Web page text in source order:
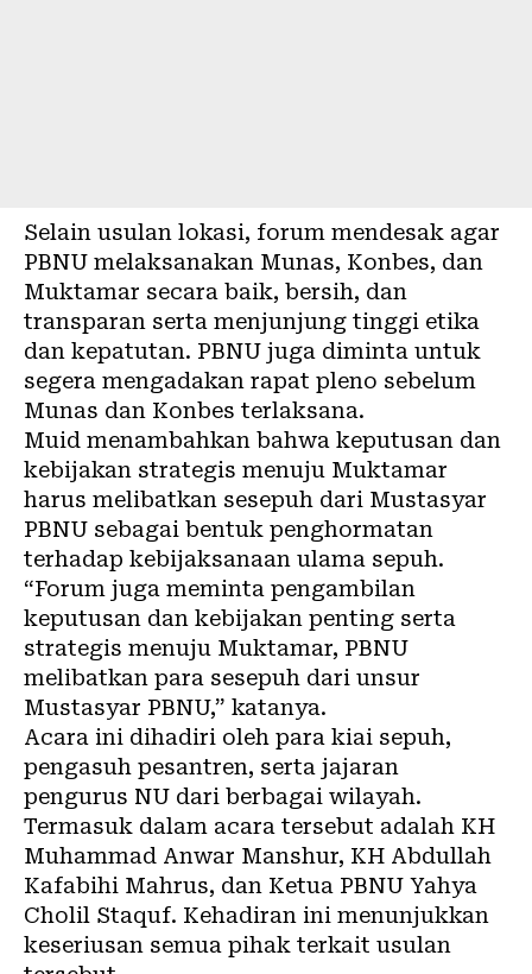
Selain usulan lokasi, forum mendesak agar
PBNU melaksanakan Munas, Konbes, dan
Muktamar secara baik, bersih, dan
transparan serta menjunjung tinggi etika
dan kepatutan. PBNU juga diminta untuk
segera mengadakan rapat pleno sebelum
Munas dan Konbes terlaksana.
Muid menambahkan bahwa keputusan dan
kebijakan strategis menuju Muktamar
harus melibatkan sesepuh dari Mustasyar
PBNU sebagai bentuk penghormatan
terhadap kebijaksanaan ulama sepuh.
“Forum juga meminta pengambilan
keputusan dan kebijakan penting serta
strategis menuju Muktamar, PBNU
melibatkan para sesepuh dari unsur
Mustasyar PBNU,” katanya.
Acara ini dihadiri oleh para kiai sepuh,
pengasuh pesantren, serta jajaran
pengurus NU dari berbagai wilayah.
Termasuk dalam acara tersebut adalah KH
Muhammad Anwar Manshur, KH Abdullah
Kafabihi Mahrus, dan Ketua PBNU Yahya
Cholil Staquf. Kehadiran ini menunjukkan
keseriusan semua pihak terkait usulan